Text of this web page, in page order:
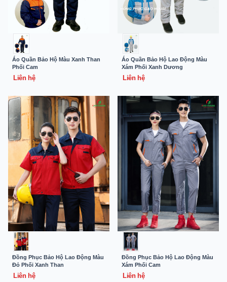
Áo Quần Bảo Hộ Màu Xanh Than
Phối Cam
Liên hệ
Áo Quần Bảo Hộ Lao Động Màu
Xám Phối Xanh Dương
Liên hệ
Đồng Phục Bảo Hộ Lao Động Màu
Đỏ Phối Xanh Than
Liên hệ
Đồng Phục Bảo Hộ Lao Động Màu
Xám Phối Cam
Liên hệ